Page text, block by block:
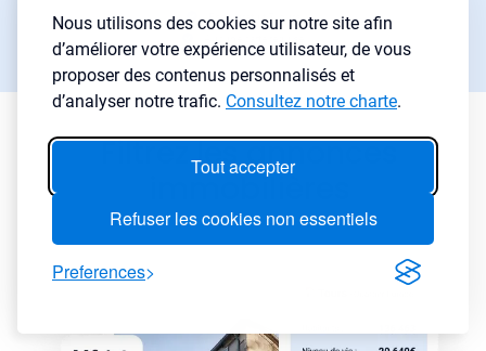
Nous utilisons des cookies sur notre site afin
d’améliorer votre expérience utilisateur, de vous
proposer des contenus personnalisés et
d’analyser notre trafic. Consultez notre charte.
Tout accepter
Refuser les cookies non essentiels
Preferences
Essai gratuit 7 jours
Filtrez les annonces
immobilières